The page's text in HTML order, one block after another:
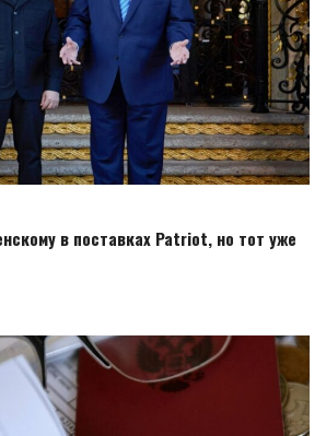
в поставках Patriot, но тот уже